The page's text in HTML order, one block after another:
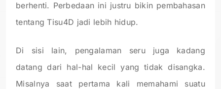
berhenti. Perbedaan ini justru bikin pembahasan
tentang Tisu4D jadi lebih hidup.
Di sisi lain, pengalaman seru juga kadang
datang dari hal-hal kecil yang tidak disangka.
Misalnya saat pertama kali memahami suatu